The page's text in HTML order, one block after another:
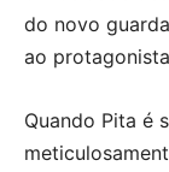
do novo
ao
Quando Pita é